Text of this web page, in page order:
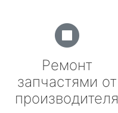
Ремонт
запчастями от
производителя